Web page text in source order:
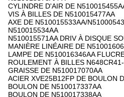
CYLINDRE D'AIR DE
VIS À BILLES DE N510015477AA
AXE DE N510015533AA/
N510015534AA
N510015571AA DRIV À DISQUE
MANIÈRE LINÉAIRE DE
LAMPE DE N510016346AA
ROULEMENT À BILLES
GRAISSE DE N510017070AA
ACIER XVE25B12FP DE BOULON
BOULON DE N510017337AA
BOULON DE N510017338AA